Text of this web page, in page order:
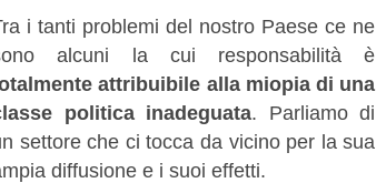
i tanti problemi del nostro Paese ce ne
alcuni la cui responsabilità è
attribuibile alla miopia di una
politica inadeguata. Parliamo di
settore che ci tocca da vicino per la sua
diffusione e i suoi effetti.